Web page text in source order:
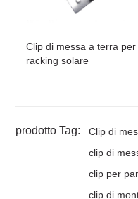
Clip di messa a terra per
racking solare
prodotto Tag: Clip di
clip di
clip per
clip di